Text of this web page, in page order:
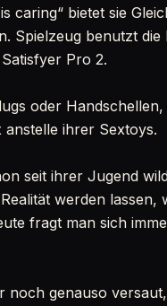
caring“ bietet sie
Spielzeug benutzt
Pro 2.
oder
ihrer Sextoys.
seit ihrer Jugend
werden
fragt man sich
noch genauso